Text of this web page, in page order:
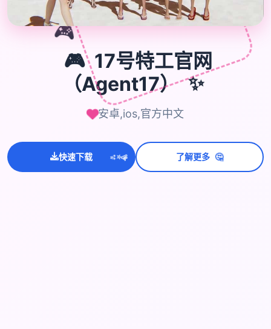
🎮
🎮 17号特工官网
（Agent17） ✨
安卓,ios,官方中文
快速下载 ✨
⭐💫 了解更多 🤔